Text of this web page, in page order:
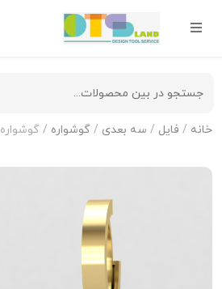
خانه / فایل / سه بعدی / گوشواره / گوشواره